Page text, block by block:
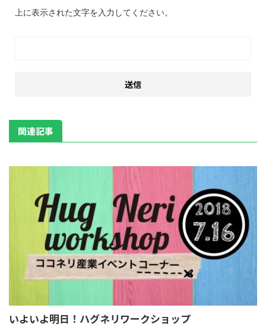
上に表示された文字を入力してください。
関連記事
いよいよ明日！ハグネリワークショップ